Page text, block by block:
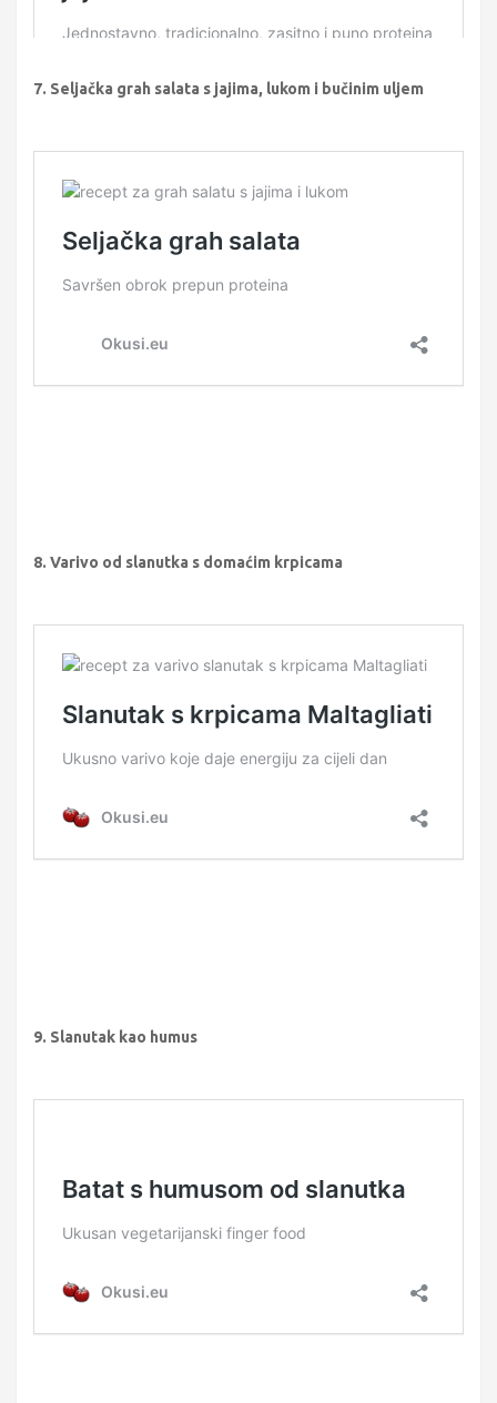
7. Seljačka grah salata s jajima, lukom i bučinim uljem
8. Varivo od slanutka s domaćim krpicama
9. Slanutak kao humus